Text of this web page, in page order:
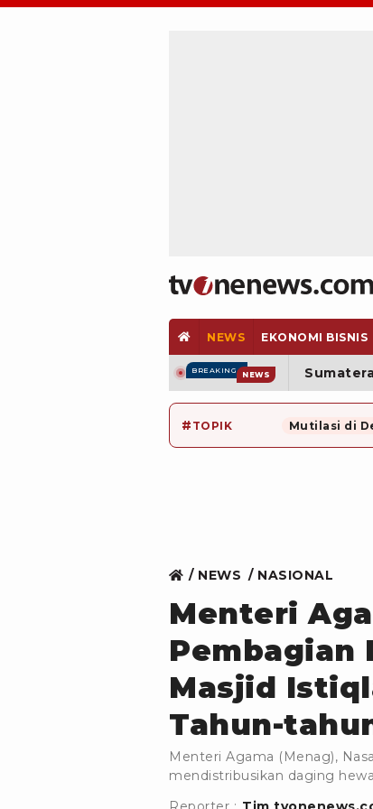
NEWS EKONOMI BISNIS
BREAKING NEWS
# TOPIK Mutilasi di
NEWS NASIONAL
Menteri
Pembagian
Masjid
Tahun-
Menteri Agama (Menag),
mendistribusikan daging